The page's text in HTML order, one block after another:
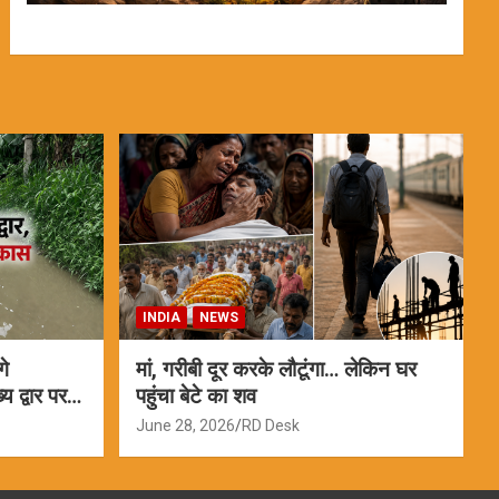
पर
INDIA NEWS
मां, गरीबी दूर करके लौटूंगा… लेकिन घर
पहुंचा बेटे का शव
June 28, 2026 RD Desk